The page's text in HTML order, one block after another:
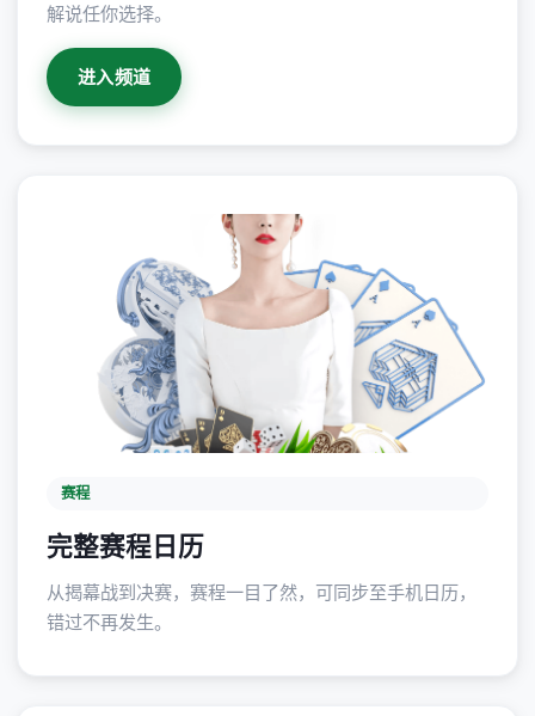
解说任你选择。
进入频道
赛程
完整赛程日历
从揭幕战到决赛，赛程一目了然，可同步至手机日历，
错过不再发生。